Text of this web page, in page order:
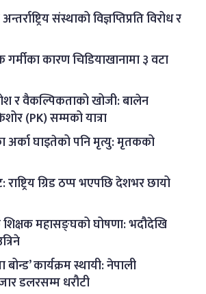
संस्थाको विज्ञप्तिप्रति विरोध र
कारण चिडियाखानामा ३ वटा
र वैकल्पिकताको खोजी: बालेन
(PK) सम्मको यात्रा
अर्का घाइतेको पनि मृत्यु: मृतकको
ग्रिड ठप्प भएपछि देशभर छायो
महासङ्घको घोषणा: भदौदेखि
बोन्ड’ कार्यक्रम स्थायी: नेपाली
डलरसम्म धरौटी